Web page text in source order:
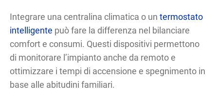
Integrare una centralina climatica o untermostato
intelligente può fare la differenza nel bilanciare
comfort e consumi. Questi dispositivi permettono
di monitorare l’impianto anche da remoto e
ottimizzare i tempi di accensione e spegnimento in
base alle abitudini familiari.